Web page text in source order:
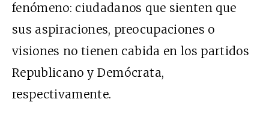
fenómeno: ciudadanos que sienten que
sus aspiraciones, preocupaciones o
visiones no tienen cabida en los partidos
Republicano y Demócrata,
respectivamente.